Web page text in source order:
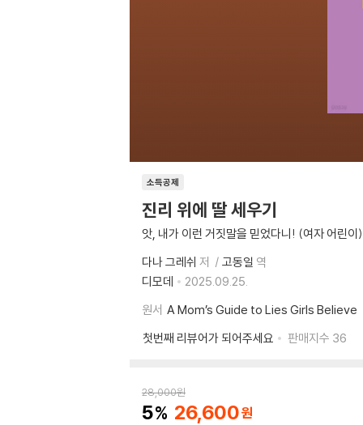
소득공제
진리 위에 딸 세우기
앗, 내가 이런 거짓말을 믿었다니! (여자 어린
다나 그레쉬 저 고동일 역
디모데
2025.09.25.
원서 A Mom’s Guide to Lies Girls Believe
첫번째 리뷰어가 되어주세요
판매지수 36
28,000원
5 26,600